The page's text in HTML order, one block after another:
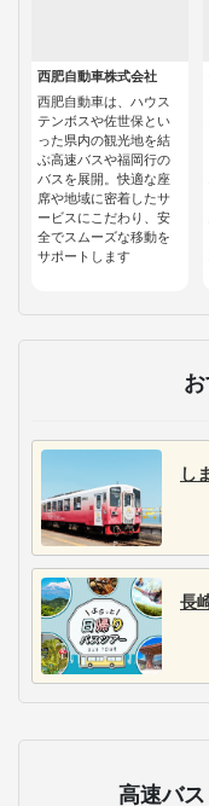
西肥自動車株式会社
西肥自動車は、ハウス
テンボスや佐世保とい
った県内の観光地を結
ぶ高速バスや福岡行の
バスを展開。快適な座
席や地域に密着したサ
ービスにこだわり、安
全でスムーズな移動を
サポートします
し
長
高速バ